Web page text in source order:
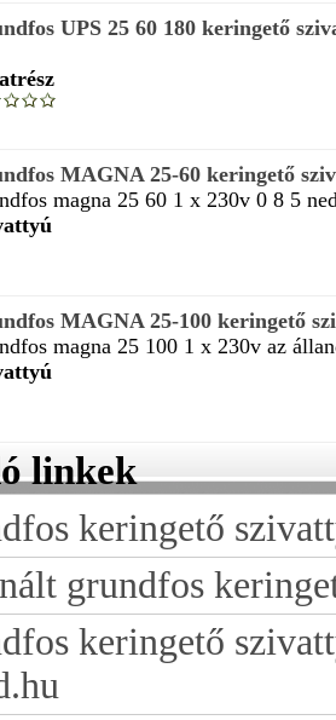
UPS 25 60 180 keringető
MAGNA 25-60 keringető
magna 25 60 1 x 230v 0 8 5
MAGNA 25-100 keringető
magna 25 100 1 x 230v az
linkek
keringető
grundfos
keringető